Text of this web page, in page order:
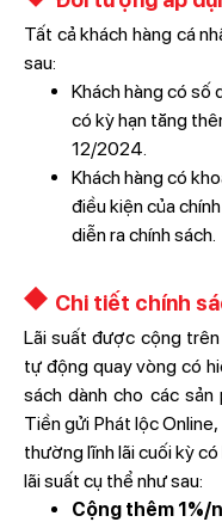
Tất cả khách hàng cá
sau:
Khách hàng có
có kỳ hạn tăng
12/2024.
Khách hàng có
điều kiện của
diễn ra chính sách.
Chi tiết chính
Lãi suất được cộng
tự động quay vòng có
sách dành cho các
Tiền gửi Phát lộc
thường lĩnh lãi cuối kỳ
lãi suất cụ thể như sau:
Cộng thêm 1%/